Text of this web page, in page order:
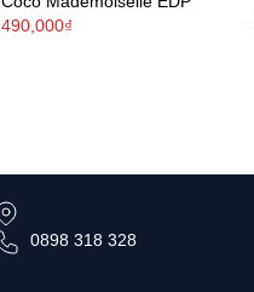
490,000₫
0898 318 328